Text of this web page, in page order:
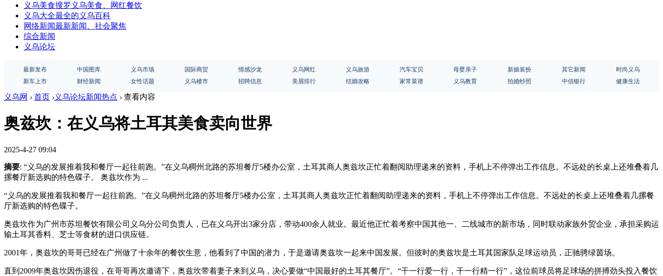
义乌美食搜罗义乌美食、网红餐饮
义乌大全最全的义乌百科
网络新闻最新新闻、社会聚焦
综合新闻
义乌论坛
最新发布 中国图库 义乌市场 国际商贸 情感沙龙 义乌网红 义乌旅游 汽车宝贝 母婴亲子 新娘装扮 其它新闻
时尚义乌
新车上市
财经新闻 女性话题 义乌楼市 招聘信息 美眉排行 结婚攻略 家常菜谱 义乌教育 拍婚纱照 中信银行 健康生活
义乌网 › 首页 ›义乌论坛新闻热点 › 查看内容
奥兹坎：在义乌将土耳其美食卖向世界
2025-4-27 09:04
摘要: “义乌的发展推着我和餐厅一起往前跑。”在义乌稠州北路的苏坦餐厅5楼办公室，土耳其商人奥兹坎正忙着翻阅助理递来的资料，手机上不停弹出工作信息。不远处的长桌上还堆叠着几
摞餐厅新选购的特色碟子。 奥兹坎作为 ...
“义乌的发展推着我和餐厅一起往前跑。”在义乌稠州北路的苏坦餐厅5楼办公室，土耳其商人奥兹坎正忙着翻阅助理递来的资料，手机上不停弹出工作信息。不远处的长桌上还堆叠着几摞餐
厅新选购的特色碟子。
奥兹坎作为广州市苏坦餐饮有限公司义乌分公司负责人，已在义乌开出3家分店，带动400余人就业。最近他正忙着考察中国其他一、二线城市的新市场，同时联动家族外贸企业，承担采购运
输土耳其香料、芝士等食材的进口供应链。
2001年，奥兹坎的哥哥已经在广州做了十余年的餐饮生意，他看到了中国的潜力，于是邀请奥兹坎一起来中国发展。但彼时的奥兹坎是土耳其国家队足球运动员，正驰骋绿茵场。
直到2009年奥兹坎因伤退役，在哥哥再次邀请下，奥兹坎带着妻子来到义乌，决心要做“中国最好的土耳其餐厅”。“干一行爱一行，干一行精一行”，这位前球员将足球场的拼搏劲头投入餐饮